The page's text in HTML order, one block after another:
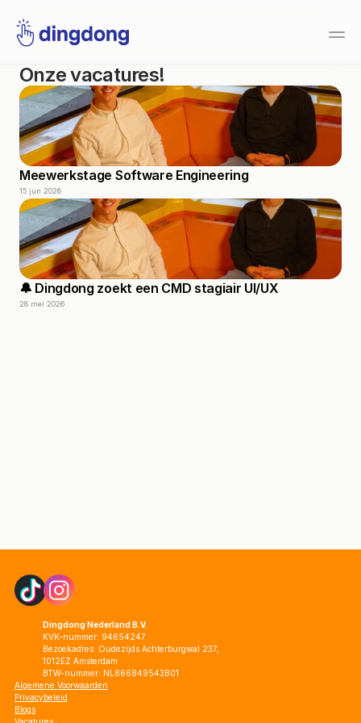
Onze vacatures!
Meewerkstage Software Engineering
15 jun 2026
🔔 Dingdong zoekt een CMD stagiair UI/UX
28 mei 2026
Dingdong Nederland B.V.
KVK-nummer: 94654247
Bezoekadres: Oudezijds Achterburgwal 237,
1012EZ Amsterdam
BTW-nummer: NL866849543B01
Algemene Voorwaarden
Privacybeleid
Blogs